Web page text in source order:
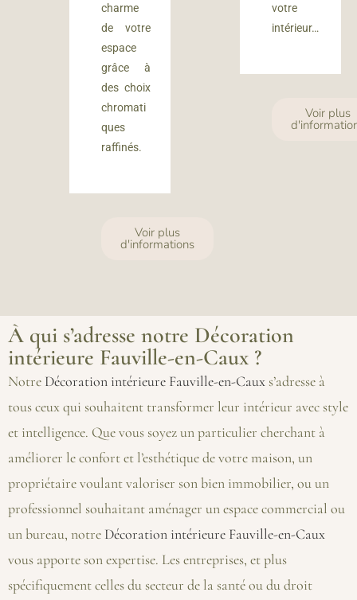
charme
de votre
espace
grâce à
des choix
chromati
ques
raffinés.
Voir plus
d'informations
votre
intérieur…
Voir plus
À qui s’adresse notre Décoration
intérieure Fauville-en-Caux ?
Notre Décoration intérieure Fauville-en-Caux s’adresse à
tous ceux qui souhaitent transformer leur intérieur avec style
et intelligence. Que vous soyez un particulier cherchant à
améliorer le confort et l’esthétique de votre maison, un
propriétaire voulant valoriser son bien immobilier, ou un
professionnel souhaitant aménager un espace commercial ou
un bureau, notre Décoration intérieure Fauville-en-Caux
vous apporte son expertise. Les entreprises, et plus
spécifiquement celles du secteur de la santé ou du droit